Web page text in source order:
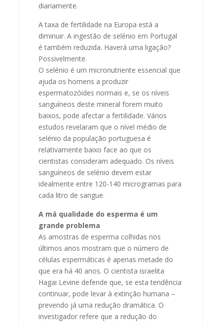
diariamente.
A taxa de fertilidade na Europa está a
diminuir. A ingestão de selénio em Portugal
é também reduzida. Haverá uma ligação?
Possivelmente.
O selénio é um micronutriente essencial que
ajuda os homens a produzir
espermatozóides normais e, se os níveis
sanguíneos deste mineral forem muito
baixos, pode afectar a fertilidade. Vários
estudos revelaram que o nível médio de
selénio da população portuguesa é
relativamente baixo face ao que os
cientistas consideram adequado. Os níveis
sanguíneos de selénio devem estar
idealmente entre 120-140 microgramas para
cada litro de sangue.
A má qualidade do esperma é um
grande problema
As amostras de esperma colhidas nos
últimos anos mostram que o número de
células espermáticas é apenas metade do
que era há 40 anos. O cientista israelita
Hagai Levine defende que, se esta tendência
continuar, pode levar à extinção humana –
prevendo já uma redução dramática. O
investigador refere que a redução do